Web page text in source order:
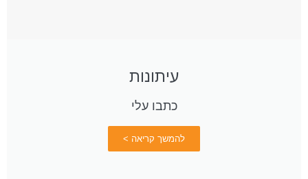
עיתונות
כתבו עלי
להמשך קריאה >